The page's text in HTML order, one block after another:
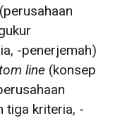
-penerjemah)
line (konsep
tiga kriteria, -